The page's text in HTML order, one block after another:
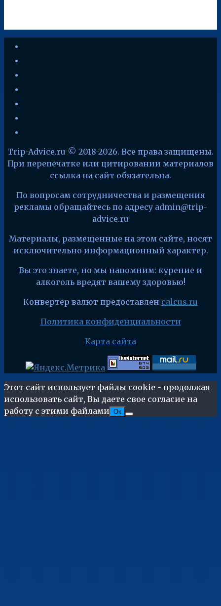
Trip-Advice.ru © 2018-2026. Все права защищены.
При перепечатке или цитировании материалов
ссылка на сайт обязательна.
По вопросам сотрудничества и размещения
рекламы обращайтесь по адресу admin@trip-
advice.ru
Материалы, размещенные на этом сайте, носят
исключительно информационный характер.
Вы это знаете, но мы напомним: курение и
алкоголь вредят вашему здоровью!
Конвертер валют предоставлен calcus.ru
Политика конфиденциальности
Карта сайта
Этот сайт использует файлы cookie - продолжая
использовать сайт, Вы даете свое согласие на
работу с этими файлами Ок